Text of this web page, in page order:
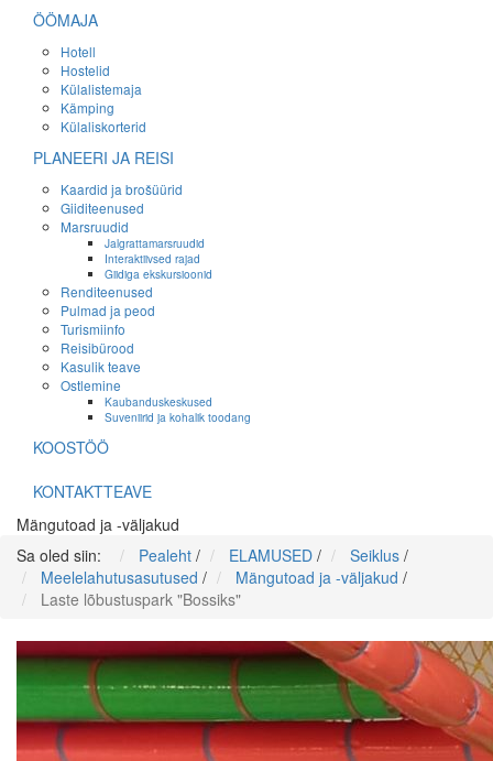
ÖÖMAJA
Hotell
Hostelid
Külalistemaja
Kämping
Külaliskorterid
PLANEERI JA REISI
Kaardid ja brošüürid
Giiditeenused
Marsruudid
Jalgrattamarsruudid
Interaktiivsed rajad
Giidiga ekskursioonid
Renditeenused
Pulmad ja peod
Turismiinfo
Reisibürood
Kasulik teave
Ostlemine
Kaubanduskeskused
Suveniirid ja kohalik toodang
KOOSTÖÖ
KONTAKTTEAVE
Mängutoad ja -väljakud
Sa oled siin:
Pealeht / ELAMUSED / Seiklus /
Meelelahutusasutused / Mängutoad ja -väljakud /
Laste lõbustuspark "Bossiks"